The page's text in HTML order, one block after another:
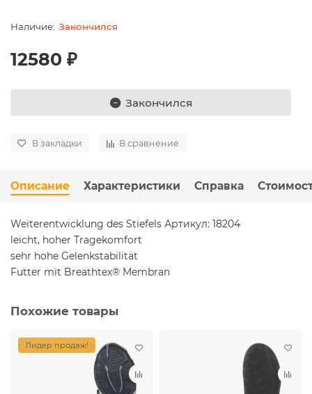
Закончился
12580 ₽
Закончился
В закладки В сравнение
Описание Характеристики Справка
Weiterentwicklung des Stiefels Артикул: 18204
leicht, hoher Tragekomfort
sehr hohe Gelenkstabilität
Futter mit Breathtex® Membran
Похожие товары
Лидер продаж!